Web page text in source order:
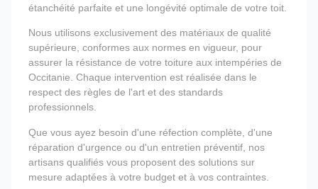
étanchéité parfaite et une longévité optimale de votre toit.
Nous utilisons exclusivement des matériaux de qualité
supérieure, conformes aux normes en vigueur, pour
assurer la résistance de votre toiture aux intempéries de
Occitanie. Chaque intervention est réalisée dans le
respect des règles de l'art et des standards
professionnels.
Que vous ayez besoin d'une réfection complète, d'une
réparation d'urgence ou d'un entretien préventif, nos
artisans qualifiés vous proposent des solutions sur
mesure adaptées à votre budget et à vos contraintes.